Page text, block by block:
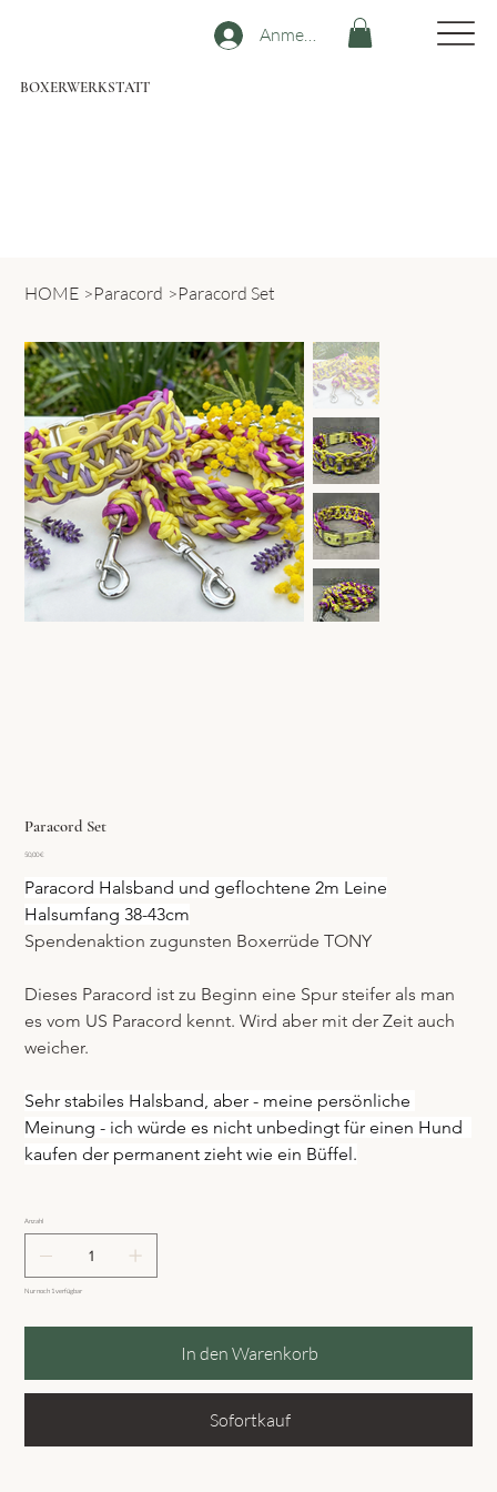
BOXERWERKSTATT
Anmelden
HOME >Paracord >Paracord Set
Paracord Set
Preis
50,00 €
Paracord Halsband und geflochtene 2m Leine
Halsumfang 38-43cm
Spendenaktion zugunsten Boxerrüde TONY
Dieses Paracord ist zu Beginn eine Spur steifer als man
es vom US Paracord kennt. Wird aber mit der Zeit auch
weicher.
Sehr stabiles Halsband, aber - meine persönliche
Meinung - ich würde es nicht unbedingt für einen Hund
kaufen der permanent zieht wie ein Büffel.
Anzahl
Nur noch 1 verfügbar
In den Warenkorb
Sofortkauf